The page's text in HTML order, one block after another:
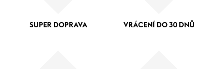
SUPER DOPRAVA VRÁCENÍ DO 30 DNŮ